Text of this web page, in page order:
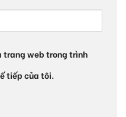
trang web trong trình
tiếp của tôi.